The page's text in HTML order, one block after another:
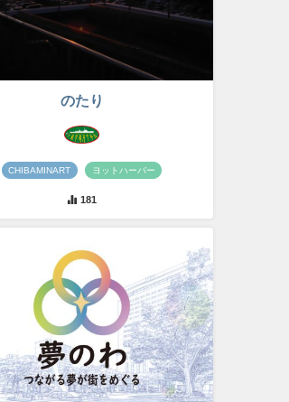
のたり
CHIBAMINART ヨットハーバー
181